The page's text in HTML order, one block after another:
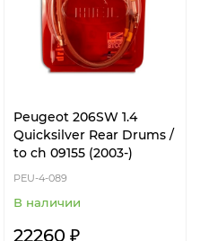
Peugeot 206SW 1.4
Quicksilver Rear Drums /
to ch 09155 (2003-)
PEU-4-089
В наличии
22260 ₽